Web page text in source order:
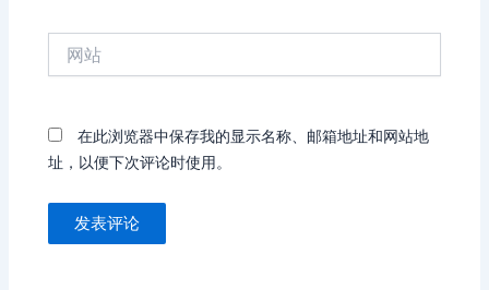
在此浏览器中保存我的显示名称、邮箱地址和网站地
址，以便下次评论时使用。